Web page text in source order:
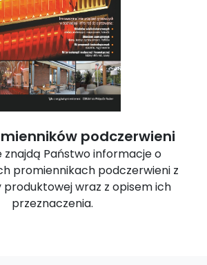
podczerwieni
znajdą Państwo informacje o
promiennikach podczerwieni z
produktowej wraz z opisem ich
przeznaczenia.